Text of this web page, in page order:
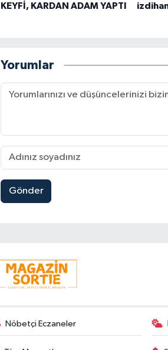
KEYFİ, KARDAN ADAM YAPTI
Yorumlar
Gönder
Nöbetçi Eczaneler